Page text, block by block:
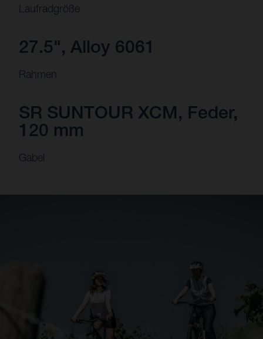
Laufradgröße
27.5", Alloy 6061
Rahmen
SR SUNTOUR XCM, Feder,
120 mm
Gabel